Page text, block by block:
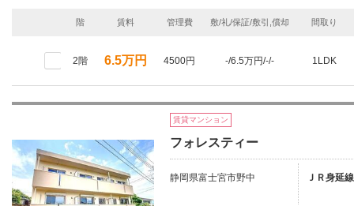
階 賃料 管理費 敷/礼/保証/敷引,償却 間取り
2階 6.5万円 4500円 -/6.5万円/-/- 1LDK
賃貸マンション
フォレスティー
静岡県富士宮市野中 ＪＲ身延